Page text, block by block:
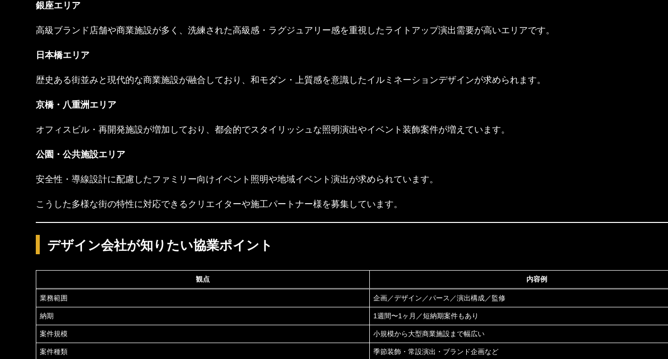
銀座エリア
高級ブランド店舗や商業施設が多く、洗練された高級感・ラグジュアリー感を重視したライトアップ演出需要が高いエリアです。
日本橋エリア
歴史ある街並みと現代的な商業施設が融合しており、和モダン・上質感を意識したイルミネーションデザインが求められます。
京橋・八重洲エリア
オフィスビル・再開発施設が増加しており、都会的でスタイリッシュな照明演出やイベント装飾案件が増えています。
公園・公共施設エリア
安全性・導線設計に配慮したファミリー向けイベント照明や地域イベント演出が求められています。
こうした多様な街の特性に対応できるクリエイターや施工パートナー様を募集しています。
デザイン会社が知りたい協業ポイント
観点 内容例
業務範囲 企画／デザイン／パース／演出構成／監修
納期 1週間〜1ヶ月／短納期案件もあり
案件規模 小規模から大型商業施設まで幅広い
案件種類 季節装飾・常設演出・ブランド企画など